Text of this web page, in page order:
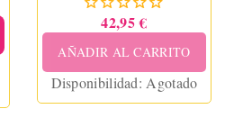
42,95 €
AÑADIR AL CARRITO
Disponibilidad: Agotado